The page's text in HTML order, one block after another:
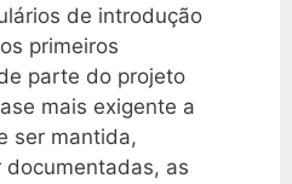
de introdução
primeiros
parte do projeto
mais exigente a
ser mantida,
as